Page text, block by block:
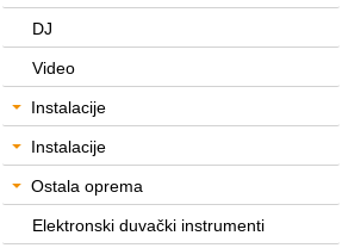
DJ
Video
Instalacije
Instalacije
Ostala oprema
Elektronski duvački instrumenti